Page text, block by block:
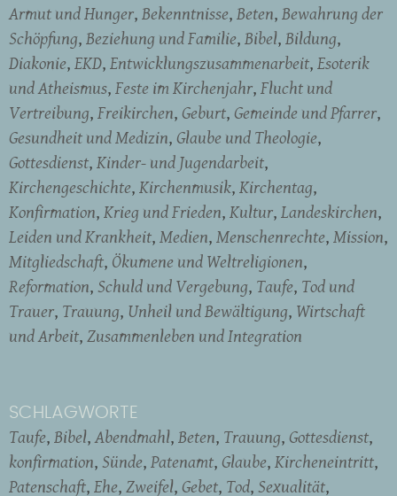
Armut und Hunger Bekenntnisse Beten Bewahrung der
Schöpfung Beziehung und Familie Bibel Bildung
Diakonie EKD Entwicklungszusammenarbeit Esoterik
und Atheismus Feste im Kirchenjahr Flucht und
Vertreibung Freikirchen Geburt Gemeinde und Pfarrer
Gesundheit und Medizin Glaube und Theologie
Gottesdienst Kinder- und Jugendarbeit
Kirchengeschichte Kirchenmusik Kirchentag
Konfirmation Krieg und Frieden Kultur Landeskirchen
Leiden und Krankheit Medien Menschenrechte Mission
Mitgliedschaft Ökumene und Weltreligionen
Reformation Schuld und Vergebung Taufe Tod und
Trauer Trauung Unheil und Bewältigung Wirtschaft
und Arbeit Zusammenleben und Integration
SCHLAGWORTE
Taufe Bibel Abendmahl Beten Trauung Gottesdienst
konfirmation Sünde Patenamt Glaube Kircheneintritt
Patenschaft Ehe Zweifel Gebet Tod Sexualität